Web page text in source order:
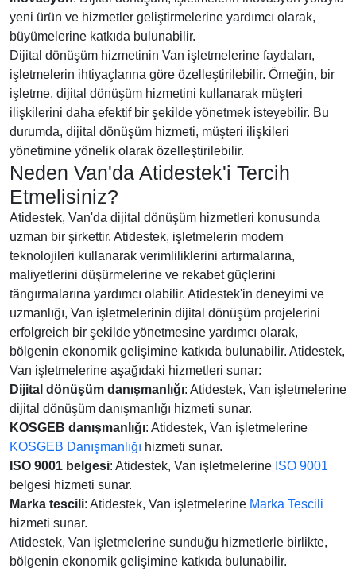
yeni ürün ve hizmetler geliştirmelerine yardımcı olarak,
büyümelerine katkıda bulunabilir.
Dijital dönüşüm hizmetinin Van işletmelerine faydaları,
işletmelerin ihtiyaçlarına göre özelleştirilebilir. Örneğin, bir
işletme, dijital dönüşüm hizmetini kullanarak müşteri
ilişkilerini daha efektif bir şekilde yönetmek isteyebilir. Bu
durumda, dijital dönüşüm hizmeti, müşteri ilişkileri
yönetimine yönelik olarak özelleştirilebilir.
Neden Van'da Atidestek'i Tercih
Etmelisiniz?
Atidestek, Van'da dijital dönüşüm hizmetleri konusunda
uzman bir şirkettir. Atidestek, işletmelerin modern
teknolojileri kullanarak verimliliklerini artırmalarına,
maliyetlerini düşürmelerine ve rekabet güçlerini
tăngırmalarına yardımcı olabilir. Atidestek'in deneyimi ve
uzmanlığı, Van işletmelerinin dijital dönüşüm projelerini
erfolgreich bir şekilde yönetmesine yardımcı olarak,
bölgenin ekonomik gelişimine katkıda bulunabilir. Atidestek,
Van işletmelerine aşağıdaki hizmetleri sunar:
Dijital dönüşüm danışmanlığı: Atidestek, Van işletmelerine
dijital dönüşüm danışmanlığı hizmeti sunar.
KOSGEB danışmanlığı: Atidestek, Van işletmelerine
KOSGEB Danışmanlığı hizmeti sunar.
ISO 9001 belgesi: Atidestek, Van işletmelerine ISO 9001
belgesi hizmeti sunar.
Marka tescili: Atidestek, Van işletmelerine Marka Tescili
hizmeti sunar.
Atidestek, Van işletmelerine sunduğu hizmetlerle birlikte,
bölgenin ekonomik gelişimine katkıda bulunabilir.